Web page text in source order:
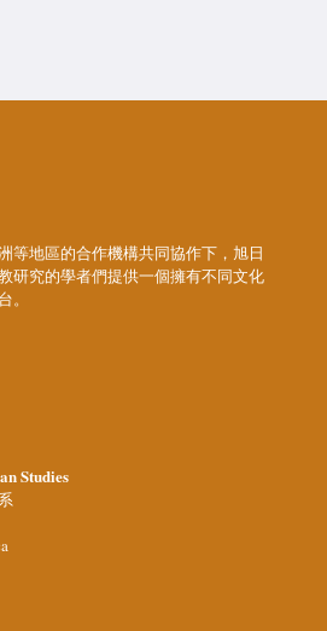
等地區的合作機構共同協作下，旭日
研究的學者們提供一個擁有不同文化
Studies